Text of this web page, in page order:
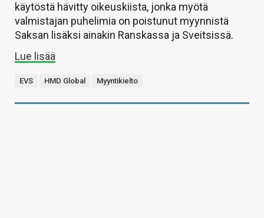
käytöstä hävitty oikeuskiista, jonka myötä
valmistajan puhelimia on poistunut myynnistä
Saksan lisäksi ainakin Ranskassa ja Sveitsissä.
Lue lisää
EVS HMD Global Myyntikielto